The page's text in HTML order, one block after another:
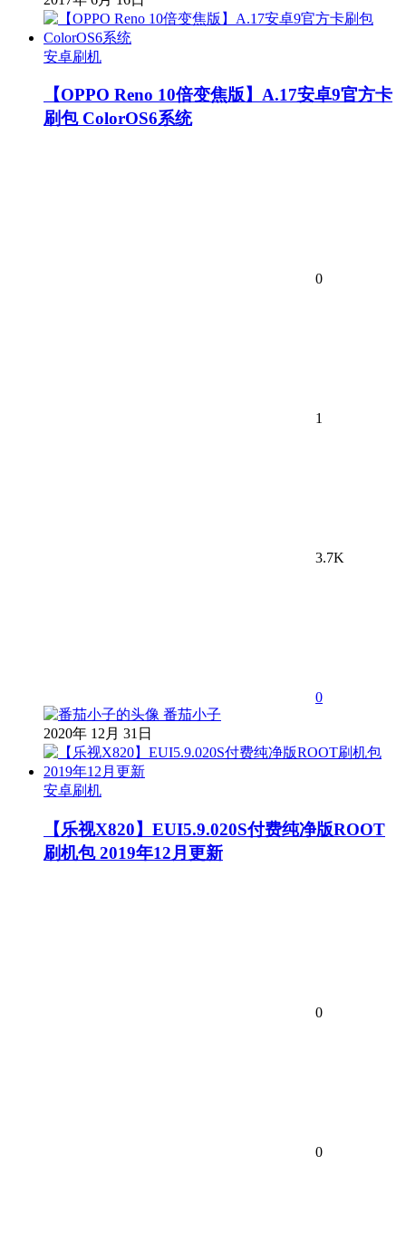
安卓刷机
【OPPO Reno 10倍变焦版】A.17安卓9官方卡
刷包 ColorOS6系统
0
1
3.7K
0
番茄小子
2020年 12月 31日
安卓刷机
【乐视X820】EUI5.9.020S付费纯净版ROOT
刷机包 2019年12月更新
0
0